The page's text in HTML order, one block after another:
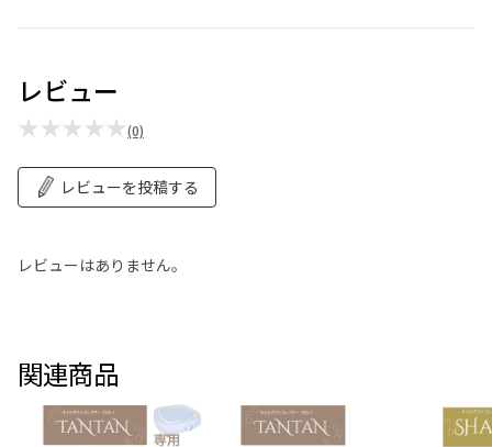
レビュー
★★★★★(0)
レビューを投稿する
レビューはありません。
関連商品